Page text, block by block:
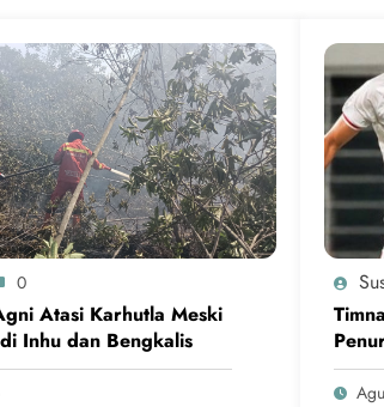
0
Atasi Karhutla Meski
Inhu dan Bengkalis